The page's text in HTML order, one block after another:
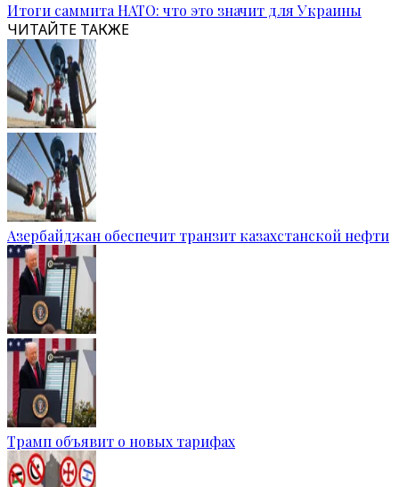
Итоги саммита НАТО: что это значит для Украины
ЧИТАЙТЕ ТАКЖЕ
Азербайджан обеспечит транзит казахстанской нефти
Трамп объявит о новых тарифах